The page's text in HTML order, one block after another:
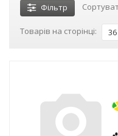
Фільтр
Товарів на сторінці: 36